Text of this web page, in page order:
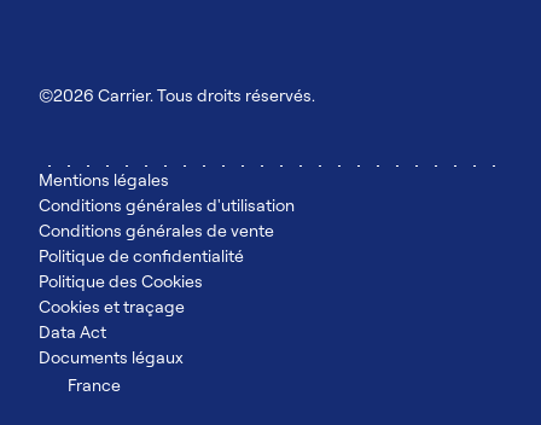
©2026 Carrier. Tous droits réservés.
Mentions légales
Conditions générales d'utilisation
Conditions générales de vente
Politique de confidentialité
Politique des Cookies
Cookies et traçage
Data Act
Documents légaux
France